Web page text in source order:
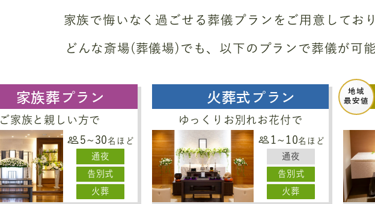
家族で悔いなく過ごせる葬儀プラン をご用意してお
どんな斎場(葬儀場)でも、 以下のプランで葬儀が可
家族葬プラン
ご家族と親しい方で
5~30 名ほど
通夜
告別式
火葬
火葬式プラン
ゆっくりお別れお花付で
1~10名ほど
通夜
告別式
火葬
地域
最安値